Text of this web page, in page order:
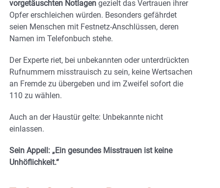
vorgetäuschten Notlagen gezielt das Vertrauen ihrer
Opfer erschleichen würden. Besonders gefährdet
seien Menschen mit Festnetz-Anschlüssen, deren
Namen im Telefonbuch stehe.
Der Experte riet, bei unbekannten oder unterdrückten
Rufnummern misstrauisch zu sein, keine Wertsachen
an Fremde zu übergeben und im Zweifel sofort die
110 zu wählen.
Auch an der Haustür gelte: Unbekannte nicht
einlassen.
Sein Appell: „Ein gesundes Misstrauen ist keine
Unhöflichkeit.“